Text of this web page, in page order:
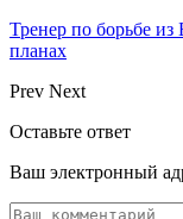
Тренер по борьбе из
планах
Prev Next
Оставьте ответ
Ваш электронный